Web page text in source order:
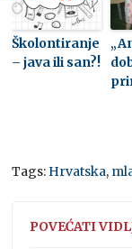
Školontiranje
– java ili san?!
Tags: Hrvatska,
POVEĆATI